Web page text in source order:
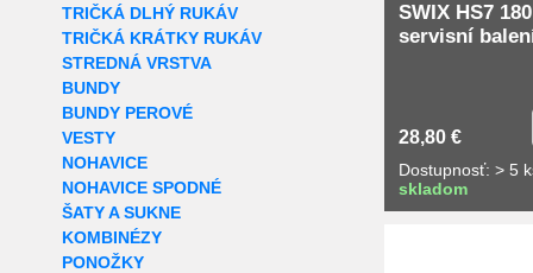
TRIČKÁ DLHÝ RUKÁV
TRIČKÁ KRÁTKY RUKÁV
STREDNÁ VRSTVA
BUNDY
BUNDY PEROVÉ
VESTY
NOHAVICE
NOHAVICE SPODNÉ
ŠATY A SUKNE
KOMBINÉZY
PONOŽKY
SWIX HS7
servisní
28,80 €
Dostupnosť: > 5
skladom